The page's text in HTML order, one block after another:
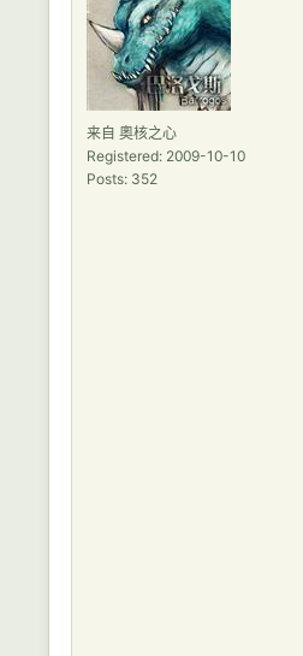
来自 奧核之心
Registered: 2009-10-10
Posts: 352